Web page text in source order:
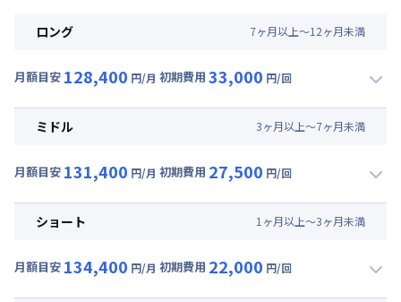
ロング 7ヶ月以上～12ヶ月未満
月額目安 128,400 円/月 初期費用 33,000 円/回
月額賃料目安(30日利用)
光熱費他 : 24,000円/月 (800円/日) (税抜)
その他費用 :
初期費用
ミドル 3ヶ月以上～7ヶ月未満
月額目安 131,400 円/月 初期費用 27,500 円/回
月額賃料目安(30日利用)
光熱費他 : 24,000円/月 (800円/日) (税抜)
ショート 1 ヶ月以上～3ヶ月未満
月額目安 134,400 円/月 初期費用 22,000 円/回